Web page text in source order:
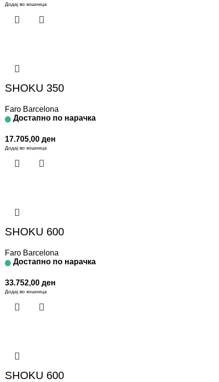
Додај во кошница
SHOKU 350
Faro Barcelona
Достапно по нарачка
17.705,00 ден
Додај во кошница
SHOKU 600
Faro Barcelona
Достапно по нарачка
33.752,00 ден
Додај во кошница
SHOKU 600